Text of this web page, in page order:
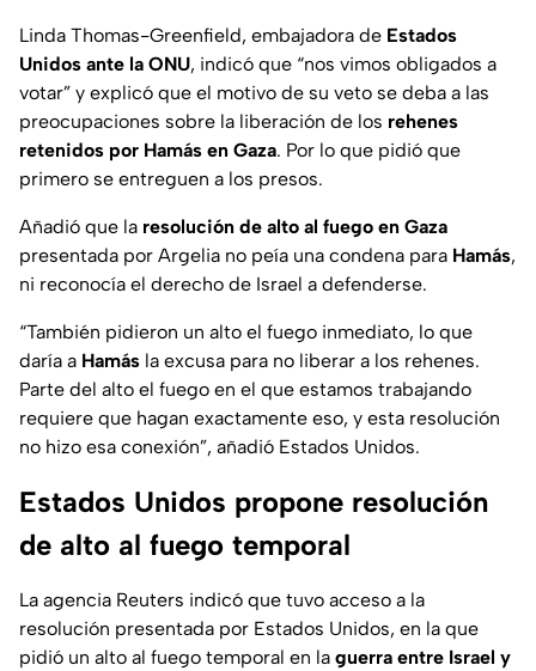
Linda Thomas-Greenfield, embajadora de Estados
Unidos ante la ONU, indicó que “nos vimos obligados a
votar” y explicó que el motivo de su veto se deba a las
preocupaciones sobre la liberación de los rehenes
retenidos por Hamás en Gaza. Por lo que pidió que
primero se entreguen a los presos.
Añadió que la resolución de alto al fuego en Gaza
presentada por Argelia no peía una condena para Hamás,
ni reconocía el derecho de Israel a defenderse.
“También pidieron un alto el fuego inmediato, lo que
daría a Hamás la excusa para no liberar a los rehenes.
Parte del alto el fuego en el que estamos trabajando
requiere que hagan exactamente eso, y esta resolución
no hizo esa conexión”, añadió Estados Unidos.
Estados Unidos propone resolución
de alto al fuego temporal
La agencia Reuters indicó que tuvo acceso a la
resolución presentada por Estados Unidos, en la que
pidió un alto al fuego temporal en la guerra entre Israel y